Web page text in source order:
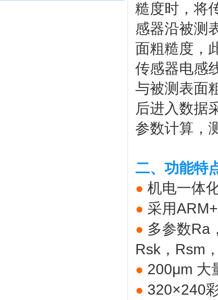
糙度时，将
感器沿被测
面粗糙度 ，
传感器电感
与被测 表面
后进入数据
参数计算，
二、功能特
● 机电一体
● 采用
● 多参数Ra
Rsk，Rsm
● 200μm 大
● 320×240